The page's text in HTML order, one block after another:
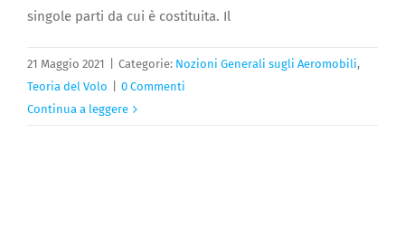
singole parti da cui è costituita. Il
21 Maggio 2021 Categorie: Nozioni Generali sugli Aeromobili,
Teoria del Volo
0 Commenti
Continua a leggere